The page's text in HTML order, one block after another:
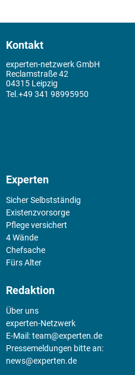
Kontakt
experten-netzwerk GmbH
Reclamstraße 42
04315 Leipzig
+49 341 98995950
Experten
Sicher Selbstständig
Existenz­vorsorge
Pflege versichert
4 Wände
Chefsache
Fürs Alter
Redaktion
Über uns
experten-Netzwerk
E-Mail:team@experten.de
Pressemeldungen bitte an:
news@experten.de